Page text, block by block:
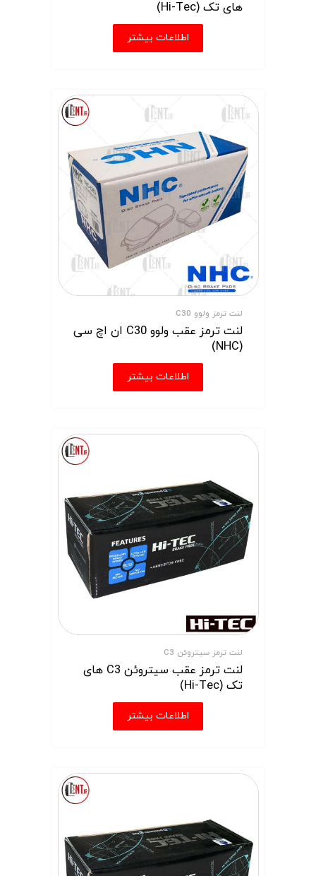
های تک (Hi-Tec)
اطلاعات بیشتر
لنت ترمز ولوو C30
لنت ترمز عقب ولوو C30 ان اچ سی
(NHC)
اطلاعات بیشتر
لنت ترمز سیتروئن C3
لنت ترمز عقب سیتروئن C3 های
تک (Hi-Tec)
اطلاعات بیشتر